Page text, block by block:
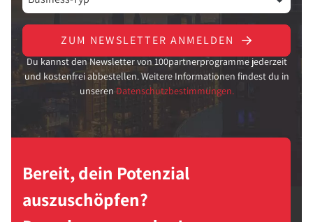
ZUM NEWSLETTER ANMELDEN
Du kannst den Newsletter von 100partnerprogramme jederzeit
und kostenfrei abbestellen. Weitere Informationen findest du in
unseren Datenschutzbestimmungen.
Bereit, dein Potenzial
auszuschöpfen?